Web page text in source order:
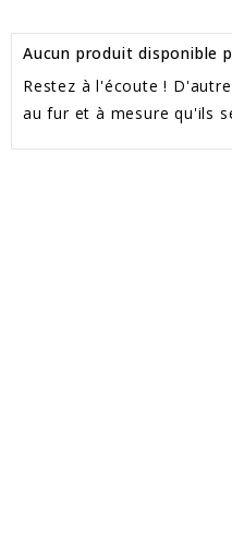
Aucun produit disponible
Restez à l'écoute !
au fur et à mesure qu'ils